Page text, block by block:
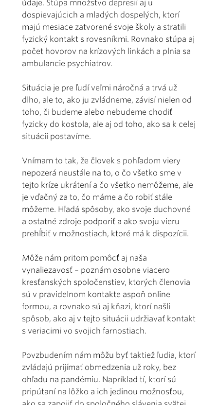
údaje. Stúpa množstvo depresií aj u
dospievajúcich a mladých dospelých, ktorí
majú mesiace zatvorené svoje školy a stratili
fyzický kontakt s rovesníkmi. Rovnako stúpa aj
počet hovorov na krízových linkách a plnia sa
ambulancie psychiatrov.
Situácia je pre ľudí veľmi náročná a trvá už
dlho, ale to, ako ju zvládneme, závisí nielen od
toho, či budeme alebo nebudeme chodiť
fyzicky do kostola, ale aj od toho, ako sa k celej
situácii postavíme.
Vnímam to tak, že človek s pohľadom viery
nepozerá neustále na to, o čo všetko sme v
tejto krí­ze ukrátení a čo všetko nemôžeme, ale
je vďačný za to, čo máme a čo robiť stále
môžeme. Hľadá spôsoby, ako svoje duchovné
a ostatné zdroje podporiť a ako svoju vieru
prehĺbiť v možnostiach, ktoré má k dispozícii.
Môže nám pritom pomôcť aj na­ša
vynaliezavosť – poznám osobne viacero
kresťanských spoločenstiev, ktorých členovia
sú v pravidelnom kontakte aspoň online
formou, a rovnako sú aj kňazi, ktorí našli
spôsob, ako aj v tejto situácii udr­žiavať kontakt
s veriacimi vo svojich farnostiach.
Povzbudením nám môžu byť taktiež ľudia, ktorí
zvládajú prijímať obmedzenia už roky, bez
ohľadu na pandémiu. Napríklad tí, ktorí sú
pripútaní na lôžko a ich jedinou možnosťou,